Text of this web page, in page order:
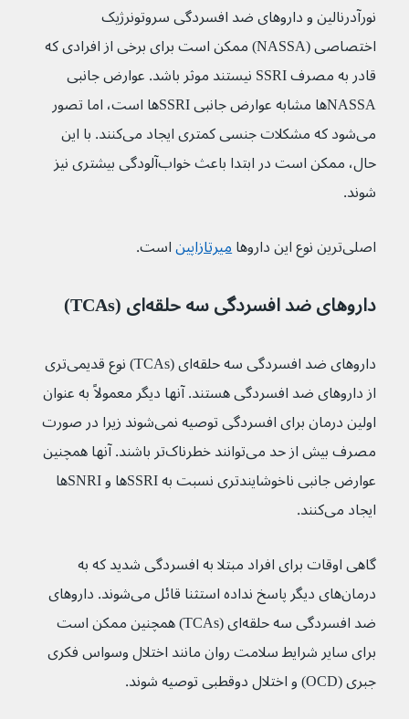
نورآدرنالین و داروهای ضد افسردگی سروتونرژیک
اختصاصی (NASSA) ممکن است برای برخی از افرادی که
قادر به مصرف SSRI نیستند موثر باشد. عوارض جانبی
NASSAها مشابه عوارض جانبی SSRI‌ها است، اما تصور
می‌شود که مشکلات جنسی کمتری ایجاد می‌کنند. با این
حال، ممکن است در ابتدا باعث خواب‌آلودگی بیشتری نیز
شوند.
اصلی‌ترین نوع این داروها
میرتازاپین است.
داروهای ضد افسردگی سه حلقه‌ای (TCAs)
داروهای ضد افسردگی سه حلقه‌ای (TCAs) نوع قدیمی‌تری
از داروهای ضد افسردگی هستند. آنها دیگر معمولاً به عنوان
اولین درمان برای افسردگی توصیه نمی‌شوند زیرا در صورت
مصرف بیش از حد می‌توانند خطرناک‌تر باشند. آنها همچنین
عوارض جانبی ناخوشایندتری نسبت به SSRI‌ها و SNRIها
ایجاد می‌کنند.
گاهی اوقات برای افراد مبتلا به افسردگی شدید که به
درمان‌های دیگر پاسخ نداده استثنا قائل می‌شوند. داروهای
ضد افسردگی سه حلقه‌ای (TCAs) همچنین ممکن است
برای سایر شرایط سلامت روان مانند اختلال وسواس فکری
جبری (OCD) و اختلال دوقطبی توصیه شوند.